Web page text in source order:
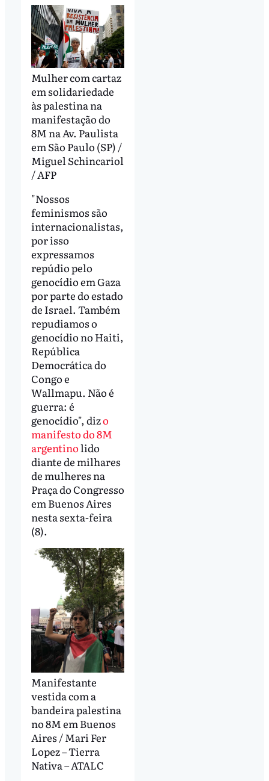
Mulher com cartaz
em solidariedade
às palestina na
manifestação do
8M na Av. Paulista
em São Paulo (SP) /
Miguel Schincariol
/ AFP
"Nossos
feminismos são
internacionalistas,
por isso
expressamos
repúdio pelo
genocídio em Gaza
por parte do estado
de Israel. Também
repudiamos o
genocídio no Haiti,
República
Democrática do
Congo e
Wallmapu. Não é
guerra: é
genocídio", dizo
manifesto do 8M
argentinolido
diante de milhares
de mulheres na
Praça do Congresso
em Buenos Aires
nesta sexta-feira
(8).
Manifestante
vestida com a
bandeira palestina
no 8M em Buenos
Aires / Mari Fer
Lopez – Tierra
Nativa – ATALC